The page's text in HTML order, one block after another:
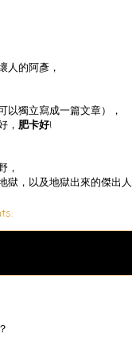
人的阿彥，
以獨立寫成一篇文章），
， 肥卡好!
，
獄，以及地獄出來的傑出